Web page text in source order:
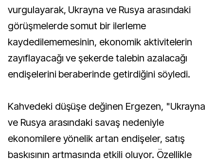
vurgulayarak, Ukrayna ve Rusya arasındaki
görüşmelerde somut bir ilerleme
kaydedilememesinin, ekonomik aktivitelerin
zayıflayacağı ve şekerde talebin azalacağı
endişelerini beraberinde getirdiğini söyledi.
Kahvedeki düşüşe değinen Ergezen, "Ukrayna
ve Rusya arasındaki savaş nedeniyle
ekonomilere yönelik artan endişeler, satış
baskısının artmasında etkili oluyor. Özellikle